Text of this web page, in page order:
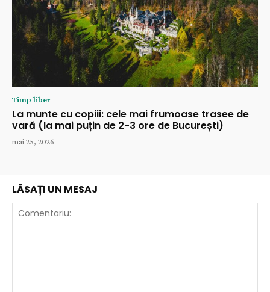
Timp liber
La munte cu copiii: cele mai frumoase trasee de
vară (la mai puțin de 2-3 ore de București)
mai 25, 2026
LĂSAȚI UN MESAJ